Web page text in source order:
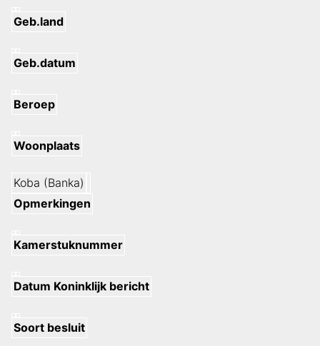
Geb.land
Geb.datum
Beroep
Woonplaats
Koba (Banka)
Opmerkingen
Kamerstuknummer
Datum Koninklijk bericht
Soort besluit